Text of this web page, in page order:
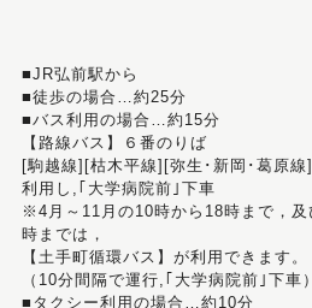
■JR弘前駅から
■徒歩の場合…約25分
■バス利用の場合…約15分
【路線バス】６番のりば
[駒越線][枯木平線][弥生･新岡･葛原
利用し,｢大学病院前｣下車
※4月～11月の10時から18時まで，
時までは，
【土手町循環バス】が利用できます。
（10分間隔で運行,｢大学病院前｣下車）
■タクシー利用の場合…約10分